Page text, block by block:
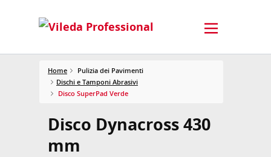
Home
Pulizia dei Pavimenti
Dischi e Tamponi Abrasivi
Disco SuperPad Verde
Disco Dynacross 430
mm